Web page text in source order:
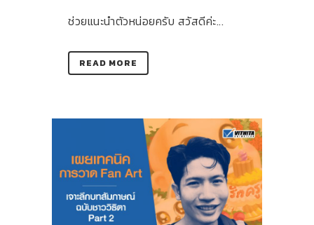
ช่วยแนะนำตัวหน่อยครับ สวัสดีค่ะ...
READ MORE